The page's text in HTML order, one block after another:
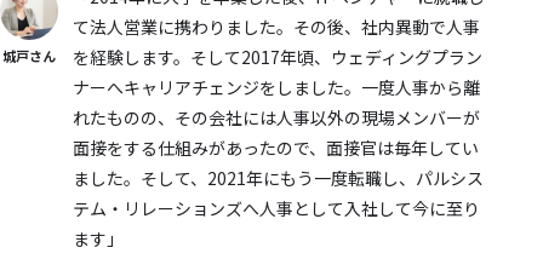
城戸さん
て法人営業に携わりました。その後、社内異動で人事
を経験します。そして2017年頃、ウェディングプラン
ナーへキャリアチェンジをしました。一度人事から離
れたものの、その会社には人事以外の現場メンバーが
面接をする仕組みがあったので、面接官は毎年してい
ました。そして、2021年にもう一度転職し、パルシス
テム・リレーションズへ人事として入社して今に至り
ます」